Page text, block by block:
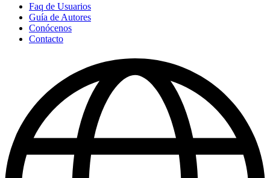
Faq de Usuarios
Guía de Autores
Conócenos
Contacto